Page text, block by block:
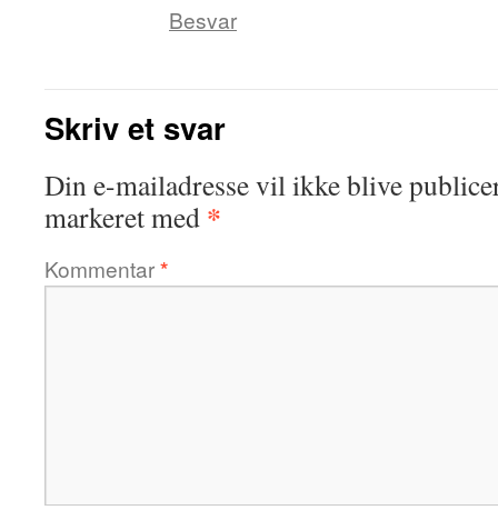
Besvar
Skriv et svar
Din e-mailadresse vil ikke blive
markeret med *
Kommentar*